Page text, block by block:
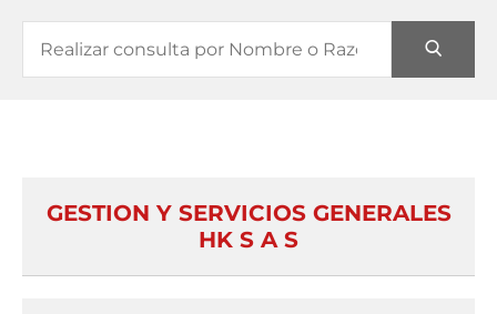
GESTION Y SERVICIOS GENERALES
HK S A S